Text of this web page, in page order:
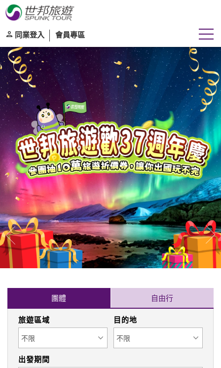
同業登入 會員專區
往前 往
團體 自由行
旅遊區域 目的地
出發期間